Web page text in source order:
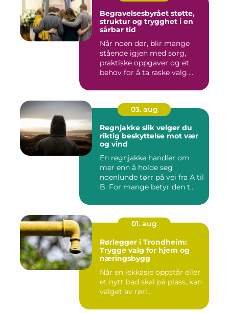
Begravelsesbyrået støtte,
struktur og trygghet i en
sårbar tid
Når noen dør, blir mange
stående igjen med sorg,
praktiske oppgaver og et
behov for å ta raske valg....
03. aug
Regnjakke slik velger du
riktig beskyttelse mot vær
og vind
En regnjakke handler om
mer enn å holde seg
noenlunde tørr på vei fra A til
B. For mange betyr den t...
01. aug
Rørlegger i Trondheim:
Trygge valg for hjem og
næringsbygg
Når en lekkasje oppstår eller
et nytt bad skal på plass, kan
valget av rørl...